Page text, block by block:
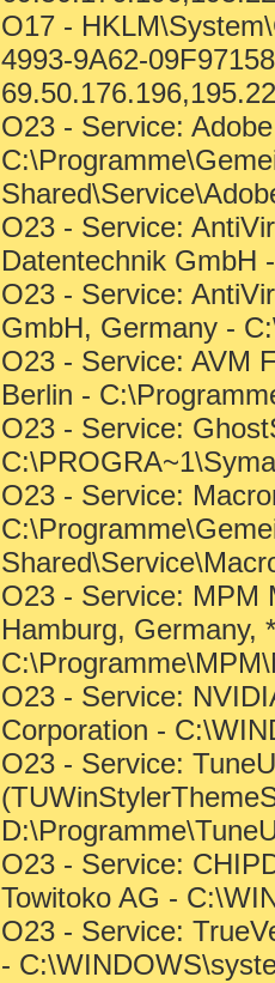
O17 -
4993-9A62-
O23 - Service:
O23 - Service:
Datentechnik GmbH
O23 - Service:
GmbH, Germany -
O23 - Service: AVM
Berlin -
O23 - Service:
O23 - Service:
O23 - Service: MPM
Hamburg, Germany,
O23 - Service:
Corporation -
O23 - Service:
O23 - Service:
Towitoko AG -
O23 - Service:
-